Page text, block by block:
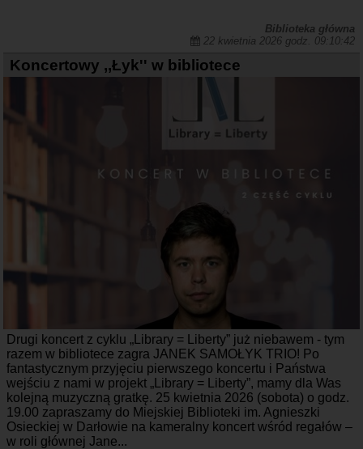
Biblioteka główna
22 kwietnia 2026 godz. 09:10:42
Koncertowy ,,Łyk'' w bibliotece
Drugi koncert z cyklu „Library = Liberty” już niebawem - tym
razem w bibliotece zagra JANEK SAMOŁYK TRIO! Po
fantastycznym przyjęciu pierwszego koncertu i Państwa
wejściu z nami w projekt „Library = Liberty”, mamy dla Was
kolejną muzyczną gratkę. 25 kwietnia 2026 (sobota) o godz.
19.00 zapraszamy do Miejskiej Biblioteki im. Agnieszki
Osieckiej w Darłowie na kameralny koncert wśród regałów –
w roli głównej Jane...